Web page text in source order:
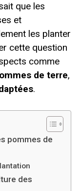
que les
et
les planter
cette question
comme
de terre,
.
pommes de
des